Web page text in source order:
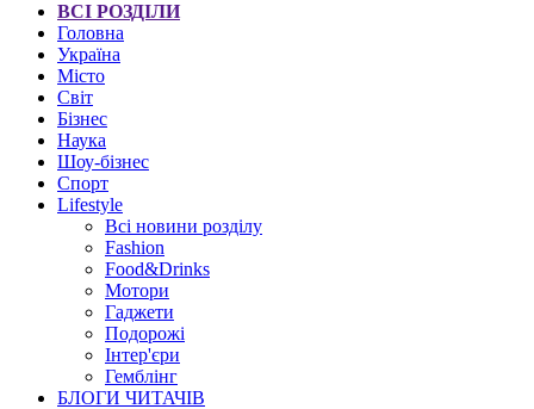
ВСІ РОЗДІЛИ
Головна
Україна
Місто
Світ
Бізнес
Наука
Шоу-бізнес
Спорт
Lifestyle
Всі новини розділу
Fashion
Food&Drinks
Мотори
Гаджети
Подорожі
Інтер'єри
Гемблінг
БЛОГИ ЧИТАЧІВ